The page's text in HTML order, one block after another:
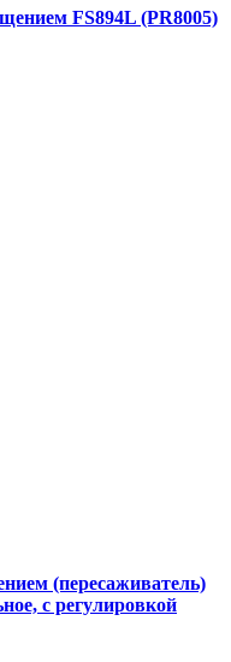
FS894L (PR8005)
(пересаживатель)
с регулировкой